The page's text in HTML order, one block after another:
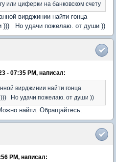
или циферки на банковском счету
вирджинии найти гонца
))) Но удачи пожелаю. от души ))
- 07:35 PM, написал:
вирджинии найти гонца
))) Но удачи пожелаю. от души ))
найти. Обращайтесь.
PM, написал: